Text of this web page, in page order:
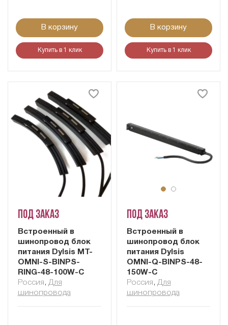
В корзину
Купить в 1 клик
В корзину
Купить в 1 клик
Под заказ
Встроенный в
шинопровод блок
питания Dylsis MT-
OMNI-S-BINPS-
RING-48-100W-C
Россия , Для
шинопровода
Под заказ
Встроенный в
шинопровод блок
питания Dylsis
OMNI-Q-BINPS-48-
150W-C
Россия , Для
шинопровода